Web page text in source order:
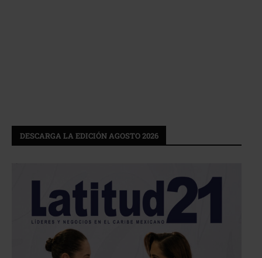
DESCARGA LA EDICIÓN AGOSTO 2026